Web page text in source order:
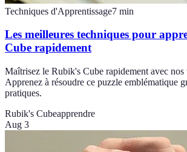
Techniques d'Apprentissage7 min
Les meilleures techniques pour
Cube rapidement
Maîtrisez le Rubik's Cube rapidement avec nos
Apprenez à résoudre ce puzzle emblématique
pratiques.
Rubik's Cubeapprendre
Aug 3